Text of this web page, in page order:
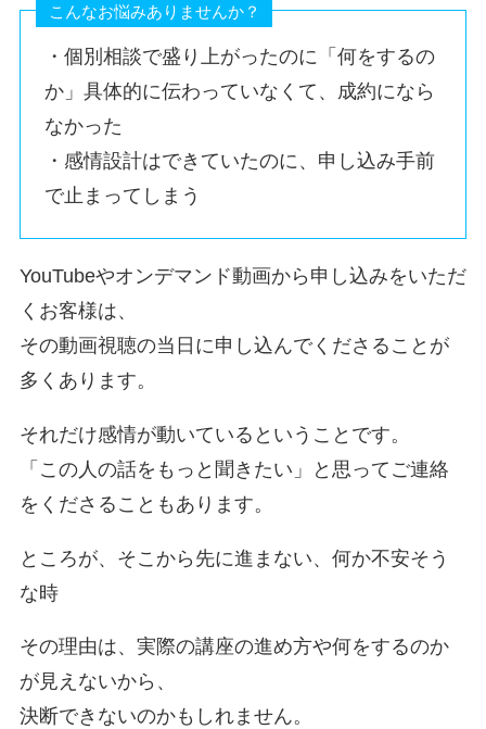
こんなお悩みありませんか？
・個別相談で盛り上がったのに「何をするの
か」具体的に伝わっていなくて、成約になら
なかった
・感情設計はできていたのに、申し込み手前
で止まってしまう
YouTubeやオンデマンド動画から申し込みをいただ
くお客様は、
その動画視聴の当日に申し込んでくださることが
多くあります。
それだけ感情が動いているということです。
「この人の話をもっと聞きたい」と思ってご連絡
をくださることもあります。
ところが、そこから先に進まない、何か不安そう
な時
その理由は、実際の講座の進め方や何をするのか
が見えないから、
決断できないのかもしれません。